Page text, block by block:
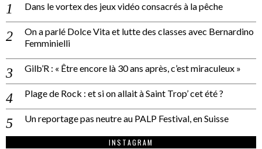
Dans le vortex des jeux vidéo consacrés à la pêche
On a parlé Dolce Vita et lutte des classes avec Bernardino
Femminielli
Gilb’R : « Être encore là 30 ans après, c’est miraculeux »
Plage de Rock : et si on allait à Saint Trop’ cet été ?
Un reportage pas neutre au PALP Festival, en Suisse
INSTAGRAM